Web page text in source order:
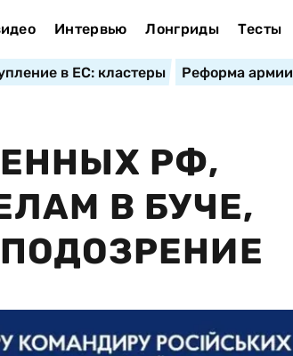
Интервью Лонгриды Тесты
в ЕС: кластеры Реформа армии
РФ,
В БУЧЕ,